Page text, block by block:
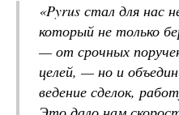
«Pyrus стал для нас
который не только
— от срочных
целей, — но и
ведение сделок,